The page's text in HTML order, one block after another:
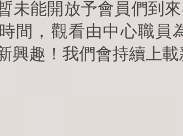
未能開放予會員們到
間， 觀看由中心職員
興趣！我們會持續上